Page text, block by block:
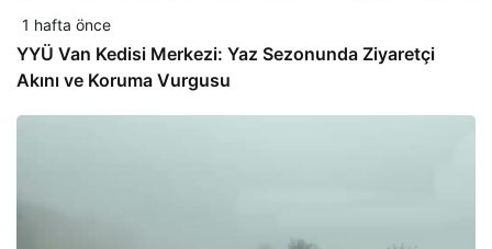
1 hafta önce
YYÜ Van Kedisi Merkezi: Yaz Sezonunda Ziyaretçi
Akını ve Koruma Vurgusu